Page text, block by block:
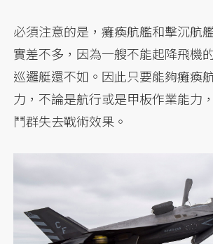
必須注意的是，癱瘓航艦和擊沉航
實差不多，因為一艘不能起降飛機
巡邏艇還不如。因此只要能夠癱瘓
力，不論是航行或是甲板作業能力
鬥群失去戰術效果。